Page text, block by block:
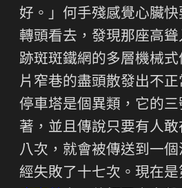
好。」何手殘感覺心臟
轉頭看去，發現那座高
跡斑斑鐵網的多層機械
片窄巷的盡頭散發出不
停車塔是個異類，它的
著，並且傳說只要有人
八次，就會被傳送到一
經失敗了十七次。現在是